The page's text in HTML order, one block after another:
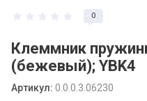
0
Клеммник
(бежевый); YBK4
Артикул: 0.0.0.3.06230